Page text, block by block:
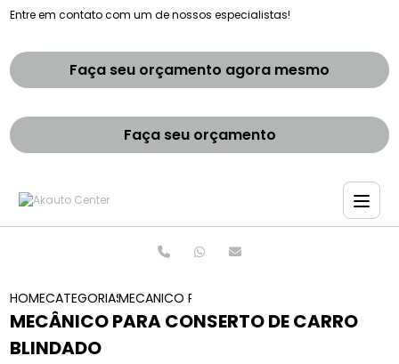
Entre em contato com um de nossos especialistas!
Faça seu orçamento agora mesmo
Faça seu orçamento
HOMECATEGORIASMECANICO PARA CONSERTO DE CARRO
MECÂNICO PARA CONSERTO DE CARRO
BLINDADO